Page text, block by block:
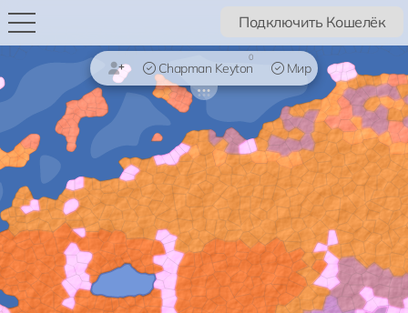
Подключить Кошелёк
Chapman Keyton
0
Мир